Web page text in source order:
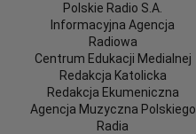
Polskie Radio S.A.
Informacyjna Agencja
Radiowa
Centrum Edukacji Medialnej
Redakcja Katolicka
Redakcja Ekumeniczna
Agencja Muzyczna Polskiego
Radia